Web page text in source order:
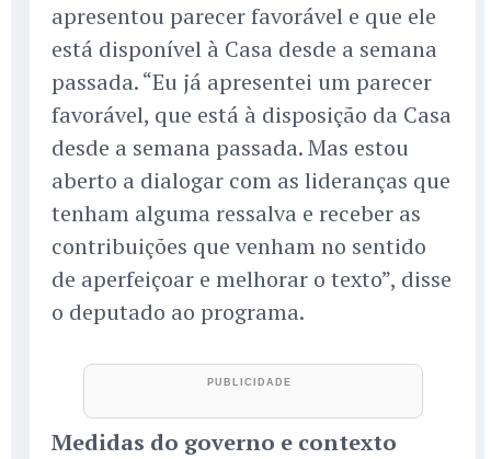
apresentou parecer favorável e que ele
está disponível à Casa desde a semana
passada. “Eu já apresentei um parecer
favorável, que está à disposição da Casa
desde a semana passada. Mas estou
aberto a dialogar com as lideranças que
tenham alguma ressalva e receber as
contribuições que venham no sentido
de aperfeiçoar e melhorar o texto”, disse
o deputado ao programa.
Medidas do governo e contexto